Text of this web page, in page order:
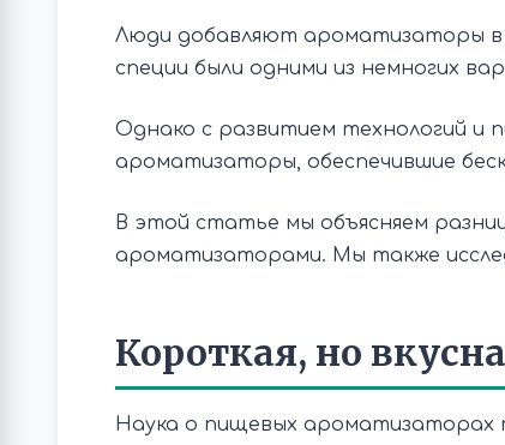
Люди добавляют ароматизаторы в
специи были одними из немногих
Однако с развитием технологий и
ароматизаторы, обеспечившие
В этой статье мы объясняем
ароматизаторами. Мы также
Короткая, но
Наука о пищевых ароматизаторах